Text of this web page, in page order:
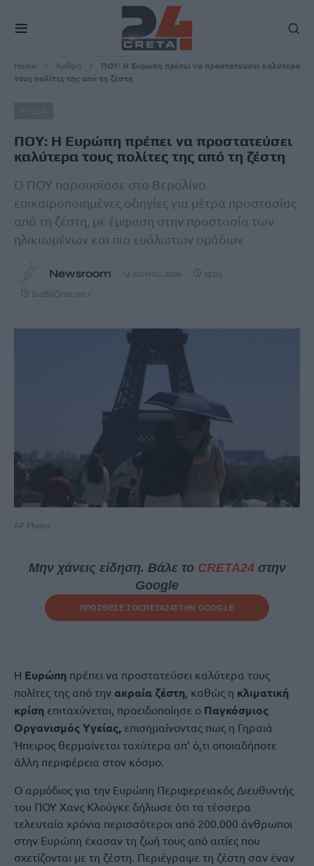
Home Άρθρα
ΠΟΥ: Η Ευρώπη πρέπει να προστατεύσει καλύτερα
τους πολίτες της από τη ζέστη
ΠΟΥ: Η Ευρώπη πρέπει να προστατεύσει
καλύτερα τους πολίτες της από τη ζέστη
Ο ΠΟΥ παρουσίασε στο Βερολίνο
επικαιροποιημένες οδηγίες για μέτρα προστασίας
από τη ζέστη, με έμφαση στην προστασία των
ηλικιωμένων και πιο ευάλωτων ομάδων
Newsroom 14 Ιουνίου, 2026 23:03
Διαβάζεται σε 1'
AP Photo
Μην χάνεις είδηση. Βάλε το CRETA24στην
Google
ΠΡΟΣΘΕΣΕ ΤΟCRETA24ΣΤΗΝ GOOGLE
Η Ευρώπη πρέπει να προστατεύσει καλύτερα τους
πολίτες της από την ακραία ζέστη, καθώς η κλιματική
κρίση επιταχύνεται, προειδοποίησε ο Παγκόσμιος
Οργανισμός Υγείας, επισημαίνοντας πως η Γηραιά
Ήπειρος θερμαίνεται ταχύτερα απ’ ό,τι οποιαδήποτε
άλλη περιφέρεια στον κόσμο.
Ο αρμόδιος για την Ευρώπη Περιφερειακός Διευθυντής
του ΠΟΥ Χανς Κλούγκε δήλωσε ότι τα τέσσερα
τελευταία χρόνια περισσότεροι από 200.000 άνθρωποι
στην Ευρώπη έχασαν τη ζωή τους από αιτίες που
σχετίζονται με τη ζέστη. Περιέγραψε τη ζέστη σαν έναν